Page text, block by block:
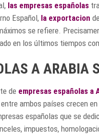
las empresas españolas
Español, la exportacion
se refiere.
en los últimos tiempos
A ARABIA
de empresas españolas a
ambos países crecen
españolas que se
impuestos,